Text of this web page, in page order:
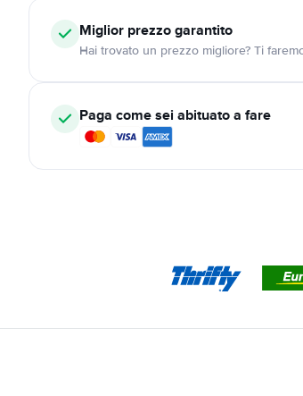
Miglior prezzo garantito
Hai trovato un prezzo migliore? Ti
Paga come sei abituato a fare